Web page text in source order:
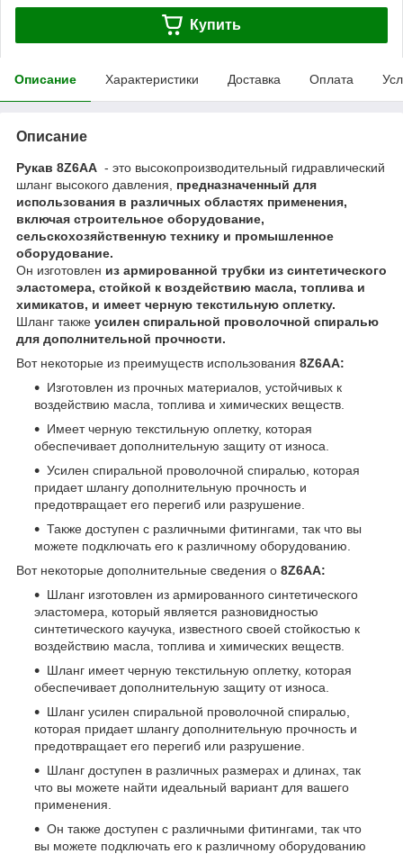
Купить
Описание Характеристики Доставка Оплата
Описание
Рукав 8Z6AA - это высокопроизводительный гидравлический
шланг высокого давления, предназначенный для
использования в различных областях применения,
включая строительное оборудование,
сельскохозяйственную технику и промышленное
оборудование.
Он изготовлен из армированной трубки из синтетического
эластомера, стойкой к воздействию масла, топлива и
химикатов, и имеет черную текстильную оплетку.
Шланг также усилен спиральной проволочной спиралью
для дополнительной прочности.
Вот некоторые из преимуществ использования 8Z6AA:
Изготовлен из прочных материалов, устойчивых к
воздействию масла, топлива и химических веществ.
Имеет черную текстильную оплетку, которая
обеспечивает дополнительную защиту от износа.
Усилен спиральной проволочной спиралью, которая
придает шлангу дополнительную прочность и
предотвращает его перегиб или разрушение.
Также доступен с различными фитингами, так что вы
можете подключать его к различному оборудованию.
Вот некоторые дополнительные сведения о 8Z6AA:
Шланг изготовлен из армированного синтетического
эластомера, который является разновидностью
синтетического каучука, известного своей стойкостью к
воздействию масла, топлива и химических веществ.
Шланг имеет черную текстильную оплетку, которая
обеспечивает дополнительную защиту от износа.
Шланг усилен спиральной проволочной спиралью,
которая придает шлангу дополнительную прочность и
предотвращает его перегиб или разрушение.
Шланг доступен в различных размерах и длинах, так
что вы можете найти идеальный вариант для вашего
применения.
Он также доступен с различными фитингами, так что
вы можете подключать его к различному оборудованию